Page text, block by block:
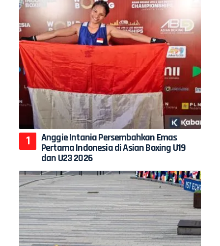
Anggie Intania Persembahkan Emas
Pertama Indonesia di Asian Boxing U19
dan U23 2026